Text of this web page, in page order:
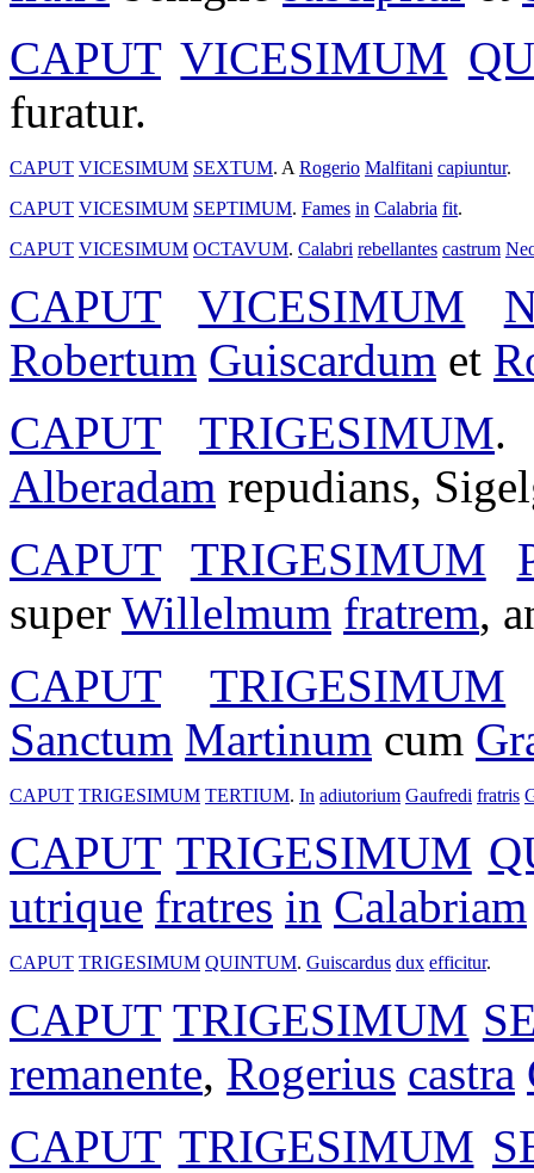
CAPUT VICESIMUM
furatur.
CAPUT VICESIMUM SEXTUM. A Rogerio Malfitani capiuntur.
CAPUT VICESIMUM SEPTIMUM. Fames in Calabria fit.
CAPUT VICESIMUM OCTAVUM. Calabri rebellantes castrum
CAPUT VICESIMUM
Robertum Guiscardum et
CAPUT
TRIGESIMUM
Alberadam repudians,
CAPUT TRIGESIMUM
super Willelmum fratrem,
CAPUT
TRIGESIMUM
Sanctum Martinum cum
CAPUT TRIGESIMUM TERTIUM. In adiutorium Gaufredi fratris
CAPUT TRIGESIMUM
utrique fratres in Calabriam
CAPUT TRIGESIMUM QUINTUM. Guiscardus dux efficitur.
CAPUT TRIGESIMUM
remanente, Rogerius castra
CAPUT TRIGESIMUM